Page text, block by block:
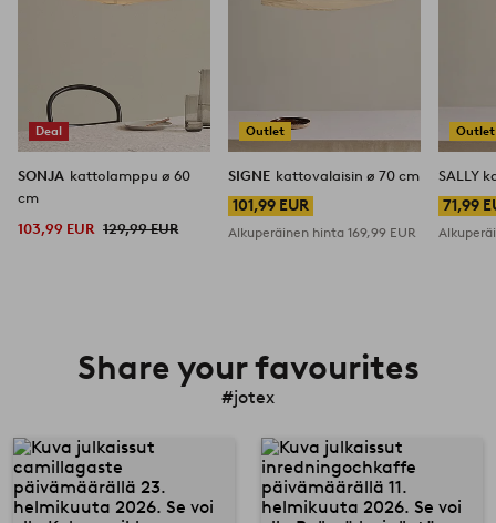
Deal
SONJA kattolamppu ø 60
cm
103,99 EUR 129,99 EUR
Outlet
SIGNE kattovalaisin ø 70 cm
101,99 EUR
Alkuperäinen hinta169,99 EUR
Outlet
SALLY
71,99
Share your favourites
#jotex